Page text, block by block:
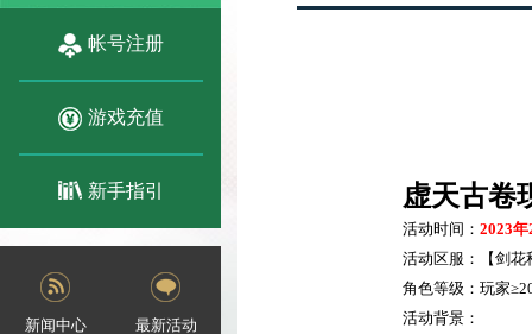
帐号注册
游戏充值
新手指引
新闻中心 最新活动
虚天古卷
活动时间： 2023年
活动区服：【剑花
角色等级：玩家≥
活动背景：